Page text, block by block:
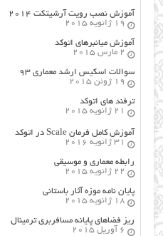
آموزش نصب رویت آرشیتکت ۲۰۱۴
19 ژانویه 2015
آموزش میانبرهای اتوکد
2 مارس 2015
سوالات اسکیس ارشد معماری ۹۳
19 ژوئن 2015
ترفند های اتوکد
21 ژانویه 2015
آموزش کامل فرمان Scale در اتوکد
31 ژانویه 2016
رابطه معماری و موسیقی
22 ژانویه 2015
پایان نامه موزه آثار باستانی
18 ژانویه 2015
ریز فضاهای پایانه مسافربری ترمینال
6 آوریل 2015